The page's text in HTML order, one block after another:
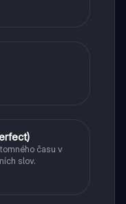
času v
slov.